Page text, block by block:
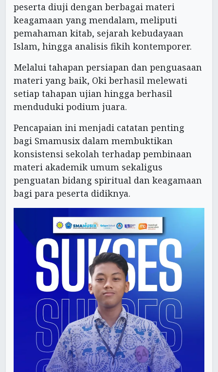
peserta diuji dengan berbagai materi
keagamaan yang mendalam, meliputi
pemahaman kitab, sejarah kebudayaan
Islam, hingga analisis fikih kontemporer.
Melalui tahapan persiapan dan penguasaan
materi yang baik, Oki berhasil melewati
setiap tahapan ujian hingga berhasil
menduduki podium juara.
Pencapaian ini menjadi catatan penting
bagi Smamusix dalam membuktikan
konsistensi sekolah terhadap pembinaan
materi akademik umum sekaligus
penguatan bidang spiritual dan keagamaan
bagi para peserta didiknya.